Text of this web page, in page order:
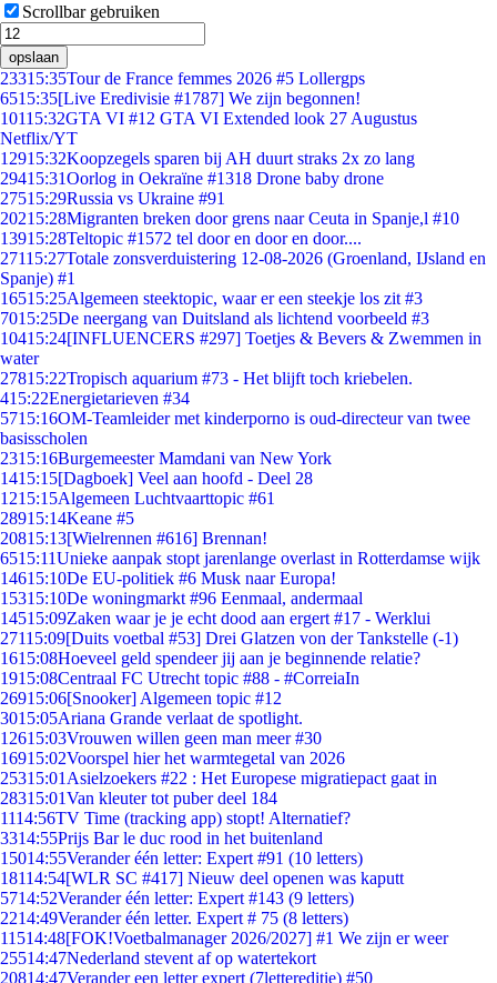
Scrollbar gebruiken
opslaan
23315:35Tour de France femmes 2026 #5 Lollergps
6515:35[Live Eredivisie #1787] We zijn begonnen!
10115:32GTA VI #12 GTA VI Extended look 27 Augustus
Netflix/YT
12915:32Koopzegels sparen bij AH duurt straks 2x zo lang
29415:31Oorlog in Oekraïne #1318 Drone baby drone
27515:29Russia vs Ukraine #91
20215:28Migranten breken door grens naar Ceuta in Spanje,l #10
13915:28Teltopic #1572 tel door en door en door....
27115:27Totale zonsverduistering 12-08-2026 (Groenland, IJsland en
Spanje) #1
16515:25Algemeen steektopic, waar er een steekje los zit #3
7015:25De neergang van Duitsland als lichtend voorbeeld #3
10415:24[INFLUENCERS #297] Toetjes & Bevers & Zwemmen in
water
27815:22Tropisch aquarium #73 - Het blijft toch kriebelen.
415:22Energietarieven #34
5715:16OM-Teamleider met kinderporno is oud-directeur van twee
basisscholen
2315:16Burgemeester Mamdani van New York
1415:15[Dagboek] Veel aan hoofd - Deel 28
1215:15Algemeen Luchtvaarttopic #61
28915:14Keane #5
20815:13[Wielrennen #616] Brennan!
6515:11Unieke aanpak stopt jarenlange overlast in Rotterdamse wijk
14615:10De EU-politiek #6 Musk naar Europa!
15315:10De woningmarkt #96 Eenmaal, andermaal
14515:09Zaken waar je je echt dood aan ergert #17 - Werklui
27115:09[Duits voetbal #53] Drei Glatzen von der Tankstelle (-1)
1615:08Hoeveel geld spendeer jij aan je beginnende relatie?
1915:08Centraal FC Utrecht topic #88 - #CorreiaIn
26915:06[Snooker] Algemeen topic #12
3015:05Ariana Grande verlaat de spotlight.
12615:03Vrouwen willen geen man meer #30
16915:02Voorspel hier het warmtegetal van 2026
25315:01 Asielzoekers #22 : Het Europese migratiepact gaat in
28315:01Van kleuter tot puber deel 184
1114:56TV Time (tracking app) stopt! Alternatief?
3314:55Prijs Bar le duc rood in het buitenland
15014:55Verander één letter: Expert #91 (10 letters)
18114:54[WLR SC #417] Nieuw deel openen was kaputt
5714:52Verander één letter: Expert #143 (9 letters)
2214:49Verander één letter. Expert # 75 (8 letters)
11514:48[FOK!Voetbalmanager 2026/2027] #1 We zijn er weer
25514:47Nederland stevent af op watertekort
20814:47Verander een letter expert (7lettereditie) #50